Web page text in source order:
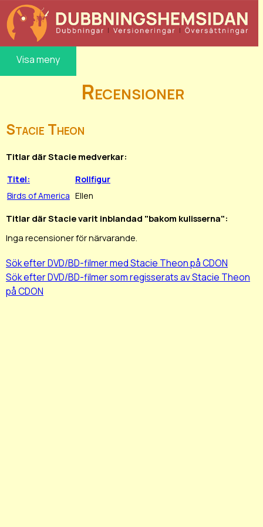
Visa meny
Recensioner
Stacie Theon
Titlar där Stacie medverkar:
Titel:
Rollfigur
Birds of America Ellen
Titlar där Stacie varit inblandad "bakom kulisserna":
Inga recensioner för närvarande.
Sök efter DVD/BD-filmer med Stacie Theon på CDON
Sök efter DVD/BD-filmer som regisserats av Stacie Theon
på CDON